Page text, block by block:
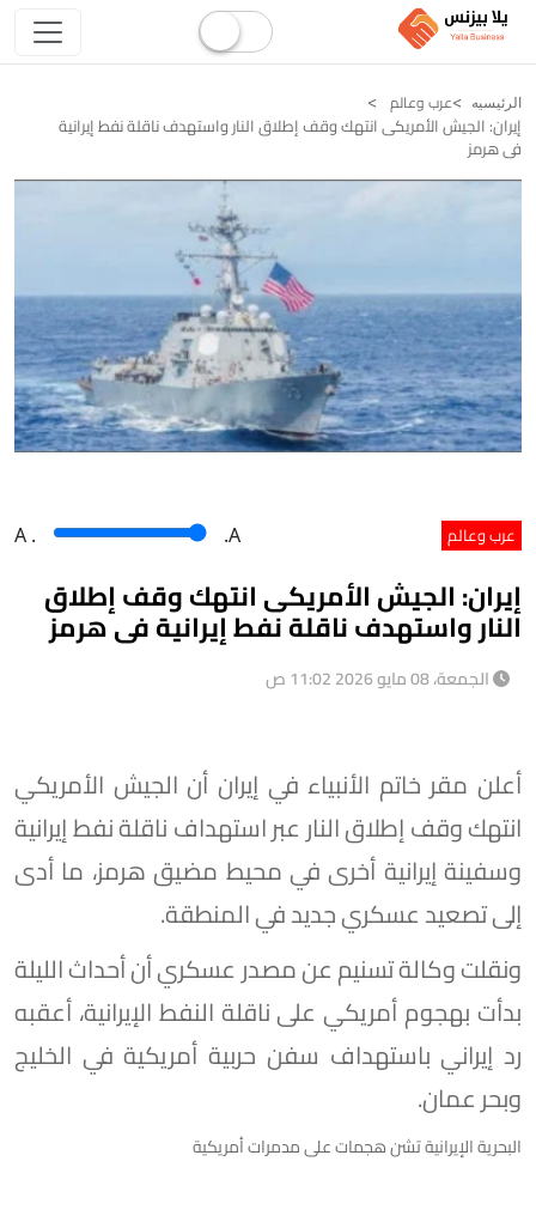
الرئيسيه عرب وعالم
إيران: الجيش الأمريكى انتهك وقف إطلاق النار واستهدف ناقلة نفط إيرانية
فى هرمز
عرب وعالم A . .A
إيران: الجيش الأمريكى انتهك وقف إطلاق
النار واستهدف ناقلة نفط إيرانية فى هرمز
الجمعة، 08 مايو 2026 11:02 ص
أعلن مقر خاتم الأنبياء في إيران أن الجيش الأمريكي
انتهك وقف إطلاق النار عبر استهداف ناقلة نفط إيرانية
وسفينة إيرانية أخرى في محيط مضيق هرمز، ما أدى
إلى تصعيد عسكري جديد في المنطقة.
ونقلت وكالة تسنيم عن مصدر عسكري أن أحداث الليلة
بدأت بهجوم أمريكي على ناقلة النفط الإيرانية، أعقبه
رد إيراني باستهداف سفن حربية أمريكية في الخليج
وبحر عمان.
البحرية الإيرانية تشن هجمات على مدمرات أمريكية